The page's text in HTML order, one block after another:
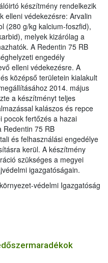
készítmény rendelkezik
elleni védekezésre: Arvalin
(280 g/kg kalcium-foszfid),
melyek kizárólag a
A Redentin 75 RB
engedély
elleni védekezésre. A
középső területein kialakult
2014. május
a készítményt teljes
kalászos és repce
pocok fertőzés a hazai
Redentin 75 RB
és felhasználási engedélye
kerül. A készítmény
szükséges a megyei
igazgatóságain.
védelmi Igazgatóság